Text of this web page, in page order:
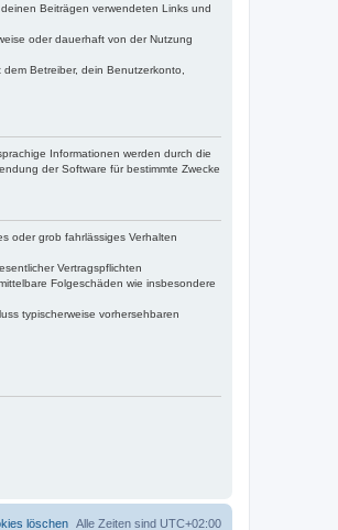
Beiträgen verwendeten Links und
oder dauerhaft von der Nutzung
Betreiber, dein Benutzerkonto,
Informationen werden durch die
der Software für bestimmte Zwecke
oder grob fahrlässiges Verhalten
Vertragspflichten
Folgeschäden wie insbesondere
typischerweise vorhersehbaren
Alle Zeiten sind UTC+02:00
löschen